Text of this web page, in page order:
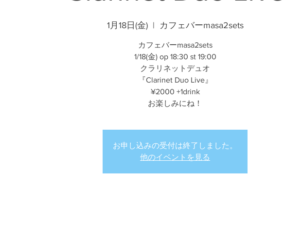
1月18日(金)
  |
カフェバーmasa2sets
カフェバーmasa2sets
1/18(金) op 18:30 st 19:00
クラリネットデュオ
『Clarinet Duo Live』
¥2000 +1drink
お楽しみにね！
お申し込みの受付は終了しました。
他のイベントを見る